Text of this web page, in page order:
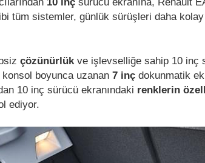
tüm sistemler, günlük sürüşleri daha
çözünürlükve işlevselliğe sahip 10 inç
boyunca uzanan 7 inç dokunmatik
10 inç sürücü ekranındaki renklerin
ediyor.